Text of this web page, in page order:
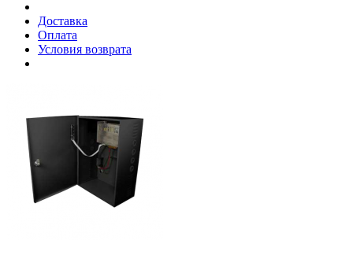
Доставка
Оплата
Условия возврата